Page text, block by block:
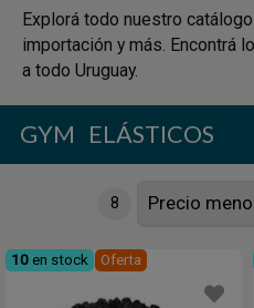
Explorá todo nuestro
importación y más. Encontrá
a todo Uruguay.
GYM ELÁSTICOS
8
10 en stock Oferta